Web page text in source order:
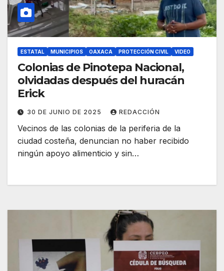
ESTATAL MUNICIPIOS OAXACA PROTECCIÓN CIVIL VIDEO
Colonias de Pinotepa Nacional,
olvidadas después del huracán
Erick
30 DE JUNIO DE 2025 REDACCIÓN
Vecinos de las colonias de la periferia de la
ciudad costeña, denuncian no haber recibido
ningún apoyo alimenticio y sin…